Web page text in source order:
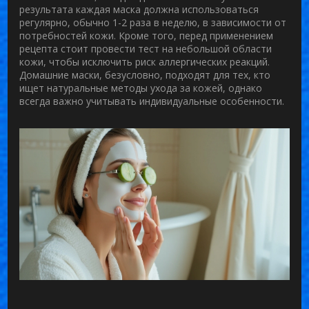
результата каждая маска должна использоваться
регулярно, обычно 1-2 раза в неделю, в зависимости от
потребностей кожи. Кроме того, перед применением
рецепта стоит провести тест на небольшой области
кожи, чтобы исключить риск аллергических реакций.
Домашние маски, безусловно, подходят для тех, кто
ищет натуральные методы ухода за кожей, однако
всегда важно учитывать индивидуальные особенности.